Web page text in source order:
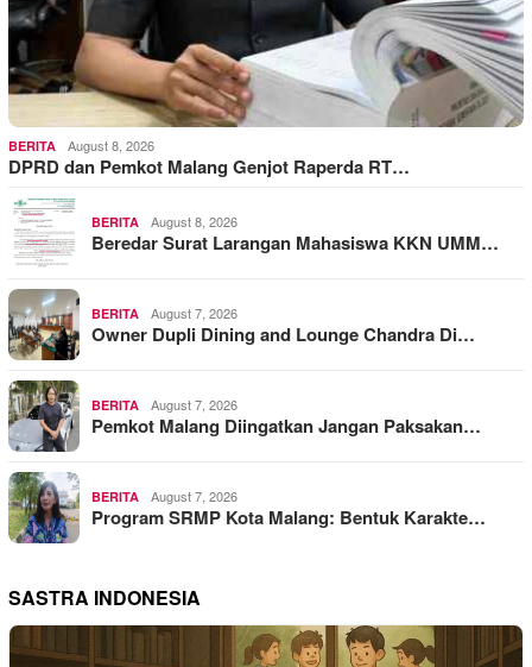
BERITA August 8, 2026
DPRD dan Pemkot Malang Genjot Raperda RT…
BERITA August 8, 2026
Beredar Surat Larangan Mahasiswa KKN UMM…
BERITA August 7, 2026
Owner Dupli Dining and Lounge Chandra Di…
BERITA August 7, 2026
Pemkot Malang Diingatkan Jangan Paksakan…
BERITA August 7, 2026
Program SRMP Kota Malang: Bentuk Karakte…
SASTRA INDONESIA